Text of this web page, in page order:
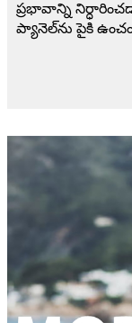
ప్రభావాన్ని
ప్యానెల్‌ను పైకి